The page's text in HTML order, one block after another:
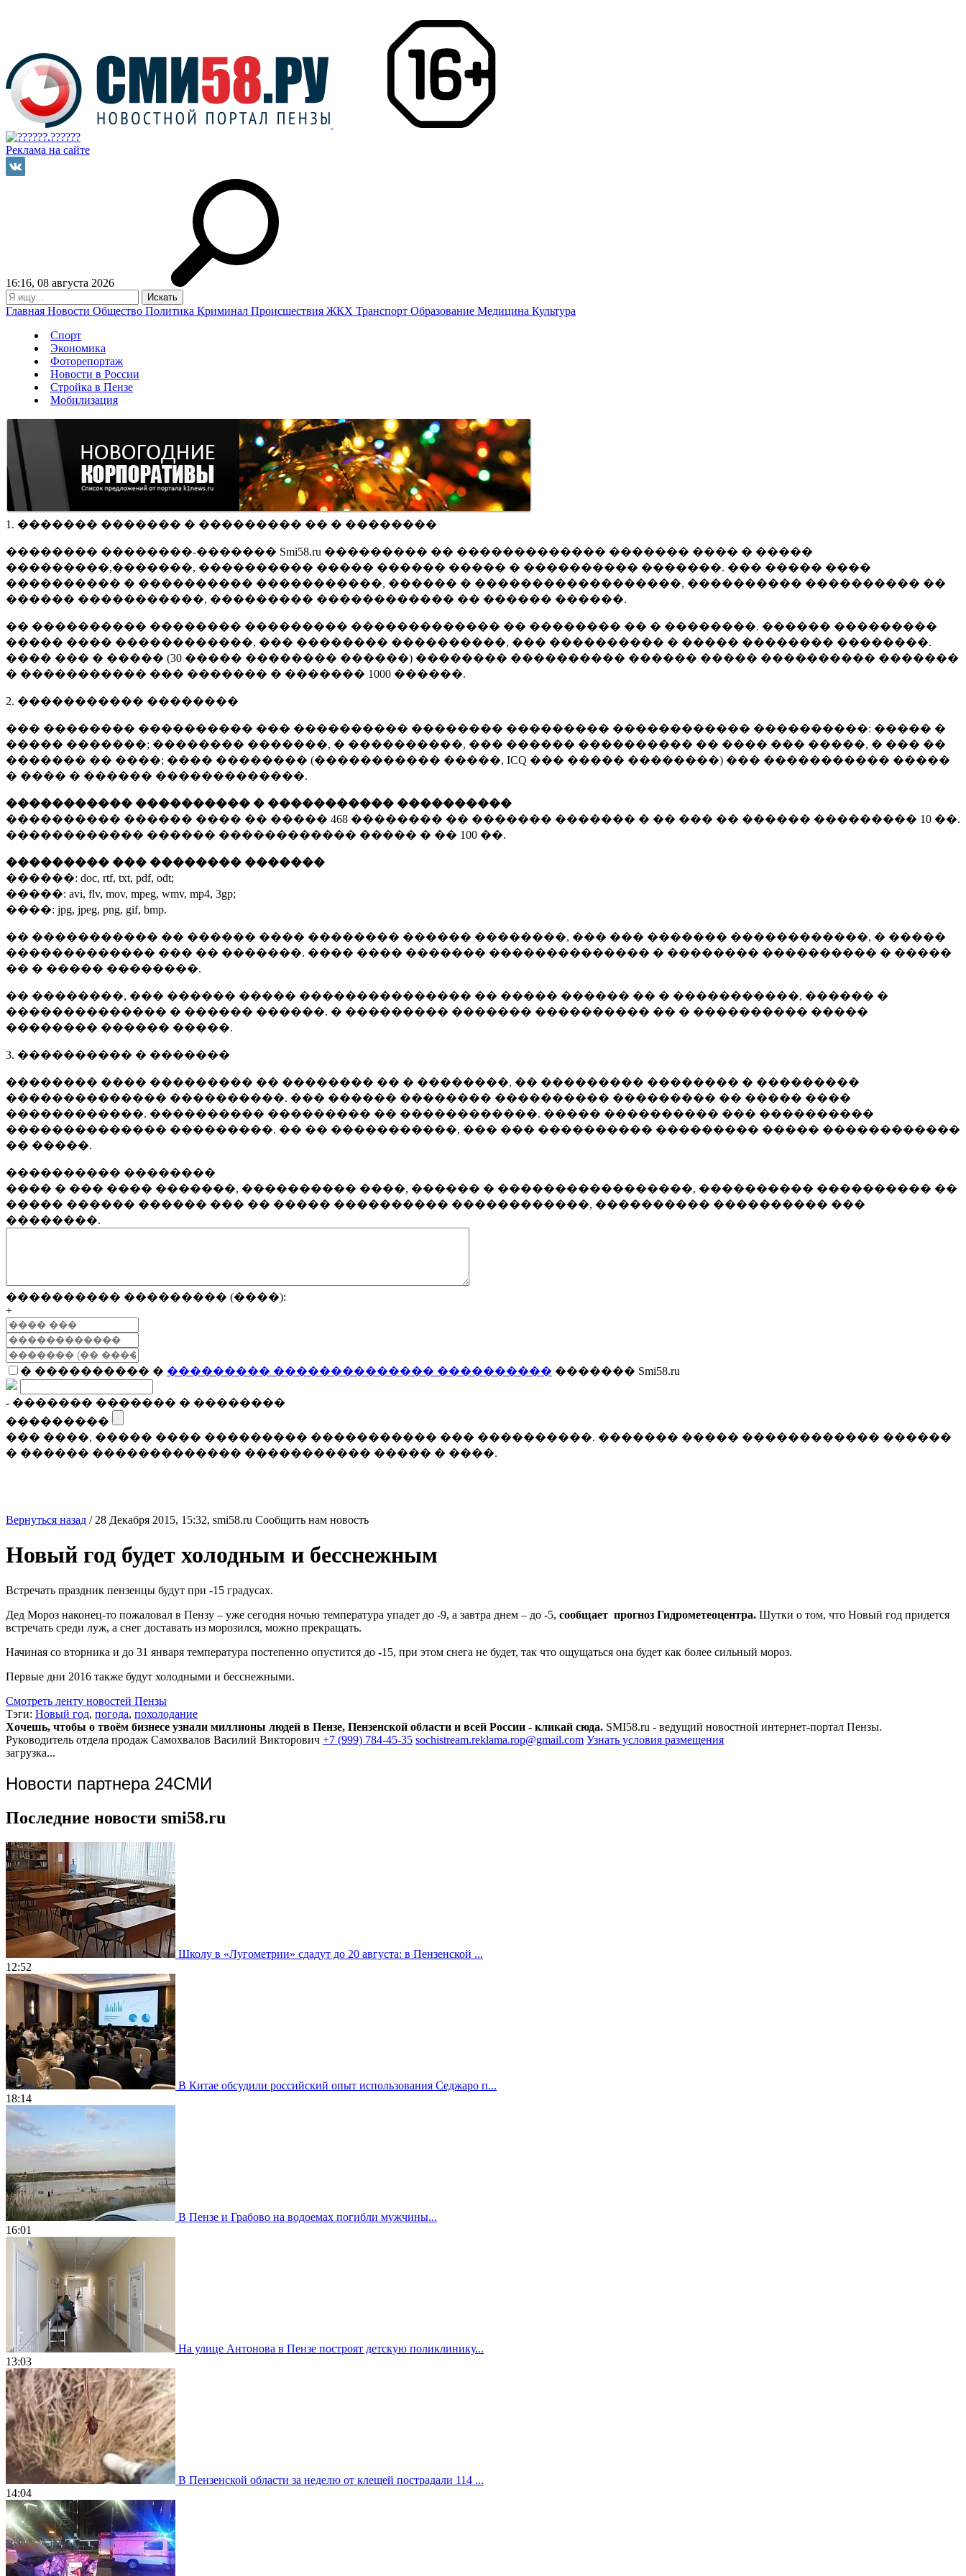
Реклама на сайте
16:16, 08 августа 2026
Главная Новости Общество Политика Криминал Происшествия ЖКХ Транспорт Образование Медицина Культура
Спорт
Экономика
Фоторепортаж
Новости в России
Стройка в Пензе
Мобилизация
1. ������� ������� � ��������� �� � ��������
�������� ��������-������� Smi58.ru ��������� �� ������������� ������� ���� � �����
���������,�������, ���������� ����� ������ ����� � ���������� �������. ��� ����� ����
���������� � ���������� �����������, ������ � ������������������, ���������� ���������� ��
������ �����������, ��������� ������������ �� ������ ������.
�� ���������� �������� ��������� ������������� �� �������� �� � ��������. ������ ���������
����� ���� ������������, ��� �������� ����������, ��� ���������� � ����� �������� ��������.
���� ��� � ����� (30 ����� �������� ������) �������� ���������� ������ ����� ���������� �������
� ����������� ��� ������� � ������� 1000 ������.
2. ����������� ��������
��� �������� ���������� ��� ���������� �������� ��������� ������������ ����������: ����� �
����� �������; �������� �������, � ����������, ��� ������ ���������� �� ���� ��� �����, � ��� ��
������� �� ����; ���� �������� (����������� �����, ICQ ��� ����� ��������) ��� ����������� �����
� ���� � ������ �������������.
����������� ���������� � ����������� ����������
���������� ������ ���� �� ����� 468 �������� �� ������� ������� � �� ��� �� ������ ��������� 10 ��.
������������ ������ ������������ ����� � �� 100 ��.
��������� ��� �������� �������
������: doc, rtf, txt, pdf, odt;
�����: avi, flv, mov, mpeg, wmv, mp4, 3gp;
����: jpg, jpeg, png, gif, bmp.
�� ����������� �� ������ ���� �������� ������ ��������, ��� ��� ������� ������������, � �����
������������� ��� �� �������. ���� ���� ������� �������������� � �������� ���������� � �����
�� � ����� ��������.
�� ��������, ��� ������ ����� ��������������� �� ����� ������ �� � �����������, ������ �
�������������� � ������ ������. � ��������� ������� ���������� �� � ���������� �����
�������� ������ �����.
3. ���������� � �������
�������� ���� ��������� �� �������� �� � ��������, �� ��������� �������� � ���������
�������������� ����������. ��� ������ �������� ���������� ��������� �� ����� ����
������������. ���������� ��������� �� ������������. ����� ���������� ��� ����������
�������������� ���������. �� �� �����������, ��� ��� ���������� ��������� ����� ������������
�� �����.
���������� ��������
���� � ��� ���� �������, ���������� ����, ������ � �����������������, ���������� ���������� ��
����� ������ ������ ��� �� ����� ���������� ������������, ���������� ���������� ���
��������.
���������� ��������� (����):
+
� ���������� � ��������� �������������� ���������� ������� Smi58.ru
- ������� ������� � ��������
���������
��� ����, ����� ���� ��������� ����������� ��� ����������. ������� ����� ������������ ������
� ������ ������������� ����������� ����� � ����.
Вернуться назад / 28 Декабря 2015, 15:32, smi58.ru Сообщить нам новость
Новый год будет холодным и бесснежным
Встречать праздник пензенцы будут при -15 градусах.
Дед Мороз наконец-то пожаловал в Пензу – уже сегодня ночью температура упадет до -9, а завтра днем – до -5, сообщает прогноз Гидрометеоцентра. Шутки о том, что Новый год придется
встречать среди луж, а снег доставать из морозился, можно прекращать.
Начиная со вторника и до 31 января температура постепенно опустится до -15, при этом снега не будет, так что ощущаться она будет как более сильный мороз.
Первые дни 2016 также будут холодными и бесснежными.
Смотреть ленту новостей Пензы
Тэги: Новый год, погода, похолодание
Хочешь, чтобы о твоём бизнесе узнали миллионы людей в Пензе, Пензенской области и всей России - кликай сюда. SMI58.ru - ведущий новостной интернет-портал Пензы.
Руководитель отдела продаж Самохвалов Василий Викторович +7 (999) 784-45-35 sochistream.reklama.rop@gmail.com Узнать условия размещения
загрузка...
Новости партнера 24СМИ
Последние новости smi58.ru
Школу в «Лугометрии» сдадут до 20 августа: в Пензенской ...
12:52
В Китае обсудили российский опыт использования Седжаро п...
18:14
В Пензе и Грабово на водоемах погибли мужчины...
16:01
На улице Антонова в Пензе построят детскую поликлинику...
13:03
В Пензенской области за неделю от клещей пострадали 114 ...
14:04